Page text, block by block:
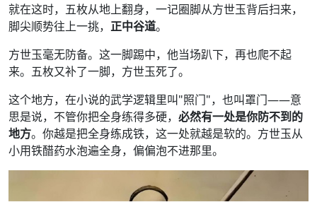
就在这时，五枚从地上翻身，一记圈脚从方世玉背后扫来，
脚尖顺势往上一挑， 正中谷道。
方世玉毫无防备。这一脚踢中，他当场趴下，再也爬不起
来。五枚又补了一脚，方世玉死了。
这个地方，在小说的武学逻辑里叫"照门"，也叫罩门——意
思是说，不管你把全身练得多硬， 必然有一处是你防不到的
地方。你越是把全身练成铁，这一处就越是软的。方世玉从
小用铁醋药水泡遍全身，偏偏泡不进那里。